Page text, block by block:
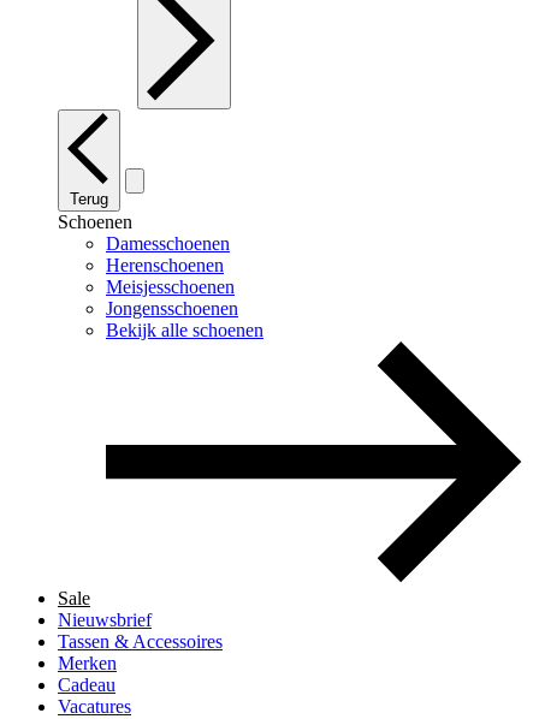
Terug
Schoenen
Damesschoenen
Herenschoenen
Meisjesschoenen
Jongensschoenen
Bekijk alle schoenen
Sale
Nieuwsbrief
Tassen & Accessoires
Merken
Cadeau
Vacatures